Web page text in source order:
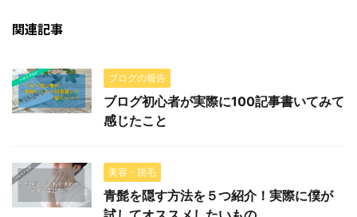
関連記事
ブログの報告
ブログ初心者が実際に100記事書いてみて
感じたこと
美容・脱毛
青髭を隠す方法を５つ紹介！実際に僕が